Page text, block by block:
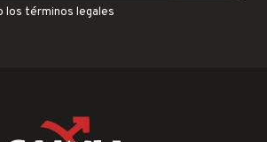
los términos legales